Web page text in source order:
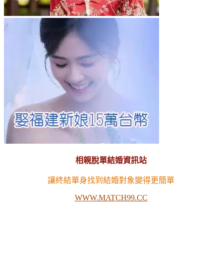
相親脫單結婚資訊站
讓終結單身找到結婚對象變得更簡單
WWW.MATCH99.CC